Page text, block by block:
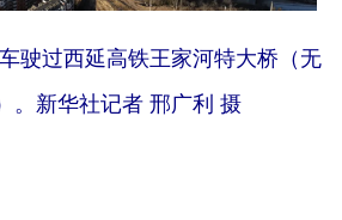
驶过西延高铁王家河特大桥（无
。新华社记者 邢广利 摄